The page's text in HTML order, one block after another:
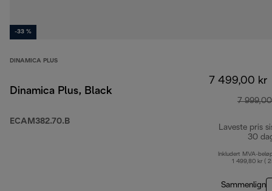
-33 %
DINAMICA PLUS
Dinamica Plus, Black
ECAM382.70.B
7 499,00 kr
7
Laveste pris
30
Inkludert MVA-
1 499,80 kr (
Sammenlign